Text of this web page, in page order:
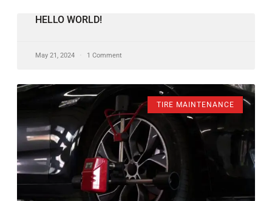
HELLO WORLD!
May 21, 2024 1 Comment
TIRE MAINTENANCE